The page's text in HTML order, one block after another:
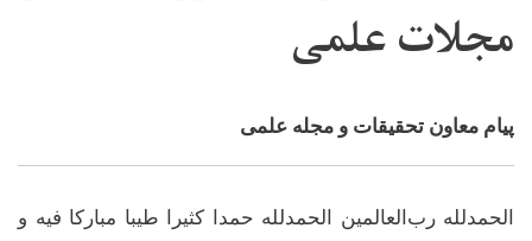
مجلات علمی
پیام معاون تحقیقات و مجله علمی
الحمدلله رب‌العالمین الحمدلله حمدا کثیرا طیبا مبارکا فیه و